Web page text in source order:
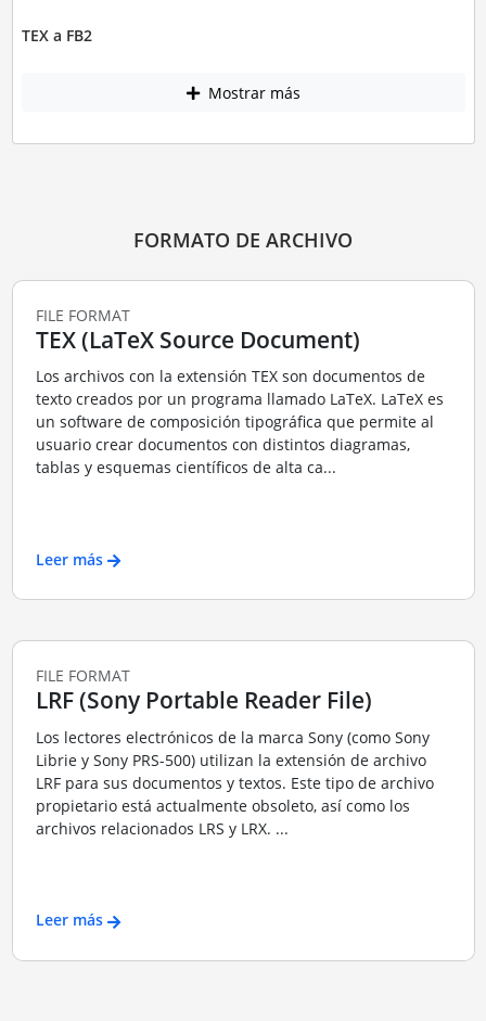
TEX a FB2
Mostrar más
FORMATO DE ARCHIVO
FILE FORMAT
TEX (LaTeX Source Document)
Los archivos con la extensión TEX son documentos de
texto creados por un programa llamado LaTeX. LaTeX es
un software de composición tipográfica que permite al
usuario crear documentos con distintos diagramas,
tablas y esquemas científicos de alta ca...
Leer más
FILE FORMAT
LRF (Sony Portable Reader File)
Los lectores electrónicos de la marca Sony (como Sony
Librie y Sony PRS-500) utilizan la extensión de archivo
LRF para sus documentos y textos. Este tipo de archivo
propietario está actualmente obsoleto, así como los
archivos relacionados LRS y LRX. ...
Leer más